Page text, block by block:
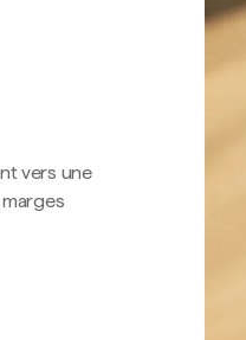
vers une